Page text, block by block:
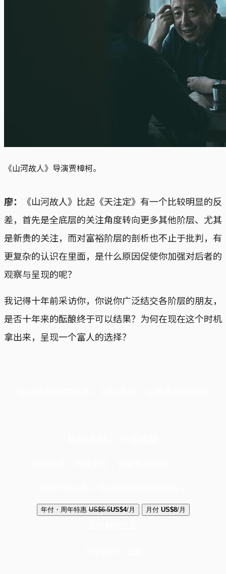
《山河故人》导演贾樟柯。
廖：
《山河故人》比起《天注定》有一个比较明显的反
差，首先是全底层的关注角度转向更多其他阶层、尤其
是新贵的关注，而对富裕阶层的剖析也不止于批判，有
更复杂的认识在里面，是什么原因促使你加强对后者的
观察与呈现的呢？
我记得十年前采访你，你说你广泛结交各阶层的朋友，
是否十年来的酝酿终于可以结果？为何在现在这个时机
拿出来，呈现一个富人的选择？
年付・周年特惠 US$6.5US$4/月 月付 US$8/月